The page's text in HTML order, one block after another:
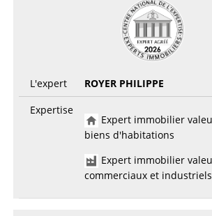
L'expert
ROYER PHILIPPE
Expertise
Expert immobilier
biens d'habitations
Expert immobilier
commerciaux et industriels